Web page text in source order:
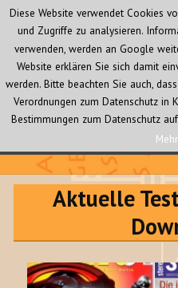
Audio Creativ
Aktuelle
Diese Website verwendet Cookies
und Zugriffe zu analysieren.
verwenden, werden an Google
Website erklären Sie sich damit
werden. Bitte beachten Sie auch,
Verordnungen zum Datenschutz in
Bestimmungen zum Datenschutz